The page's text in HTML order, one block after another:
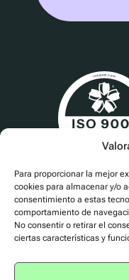
Para proporcionar la mejor
cookies para almacenar y/o
consentimiento a estas
comportamiento de
No consentir o retirar el
ciertas características y